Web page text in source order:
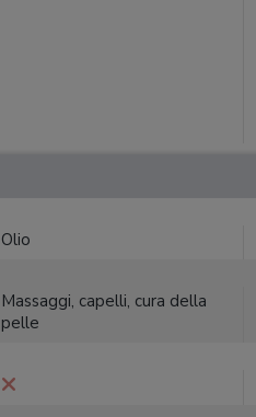
Olio
Massaggi, capelli, cura della
pelle